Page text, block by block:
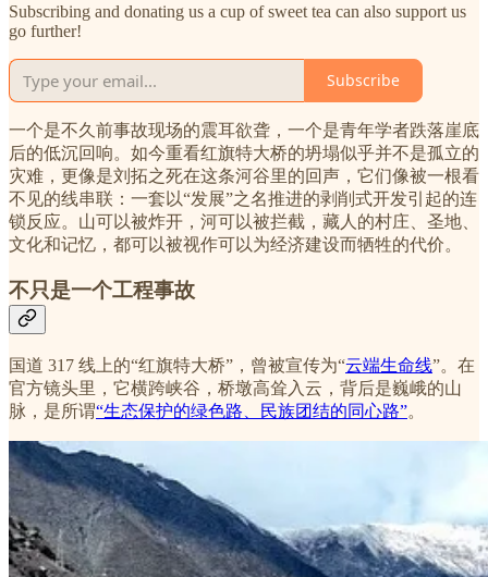
Subscribing and donating us a cup of sweet tea can also support us
go further!
Subscribe
一个是不久前事故现场的震耳欲聋，一个是青年学者跌落崖底
后的低沉回响。如今重看红旗特大桥的坍塌似乎并不是孤立的
灾难，更像是刘拓之死在这条河谷里的回声，它们像被一根看
不见的线串联：一套以“发展”之名推进的剥削式开发引起的连
锁反应。山可以被炸开，河可以被拦截，藏人的村庄、圣地、
文化和记忆，都可以被视作可以为经济建设而牺牲的代价。
不只是一个工程事故
国道 317 线上的“红旗特大桥”，曾被宣传为“云端生命线”。在
官方镜头里，它横跨峡谷，桥墩高耸入云，背后是巍峨的山
脉，是所谓“生态保护的绿色路、民族团结的同心路”。